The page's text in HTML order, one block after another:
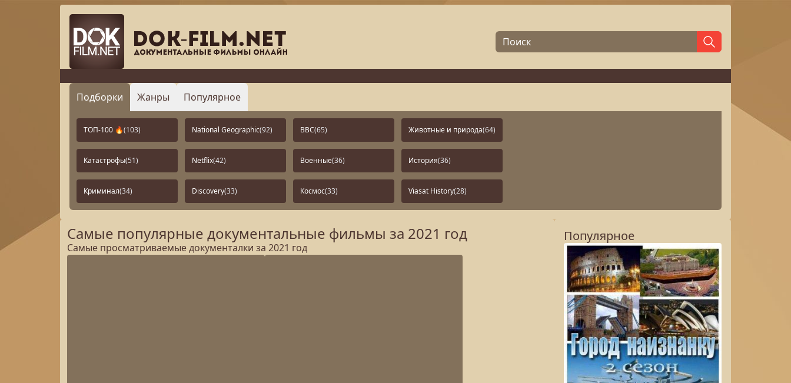
Подборки Жанры Популярное
ТОП-100 🔥(103) National Geographic(92) BBC(65) Животные и природа(64)
Катастрофы(51) Netflix(42) Военные(36) История(36)
Криминал(34) Discovery(33) Космос(33) Viasat History(28)
Самые популярные документальные фильмы за 2021 год
Самые просматриваемые документалки за 2021 год
Популярное